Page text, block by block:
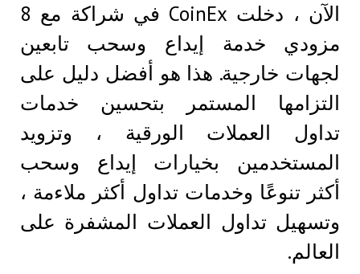
الآن ، دخلت CoinEx في شراكة مع 8
مزودي خدمة إيداع وسحب تابعين
لجهات خارجية. هذا هو أفضل دليل على
التزامها المستمر بتحسين خدمات
تداول العملات الورقية ، وتزويد
المستخدمين بخيارات إيداع وسحب
أكثر تنوعًا وخدمات تداول أكثر ملاءمة ،
وتسهيل تداول العملات المشفرة على
العالم.